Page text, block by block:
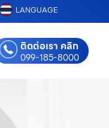
LANGUAGE
ติดต่อเรา คลิก
099-185-8000